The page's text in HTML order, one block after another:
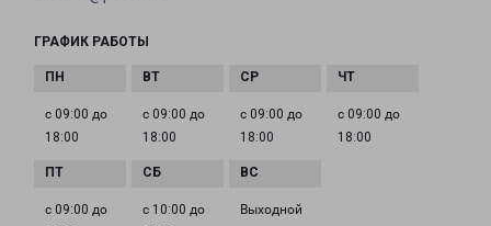
ГРАФИК РАБОТЫ
с 09:00 до
18:00
с 09:00 до
18:00
с 09:00 до
18:00
с 09:00 до
18:00
с 09:00 до
с 10:00 до
Выходной